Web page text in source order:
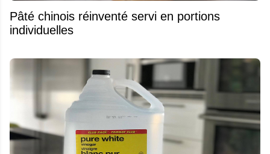
Pâté chinois réinventé servi en portions
individuelles